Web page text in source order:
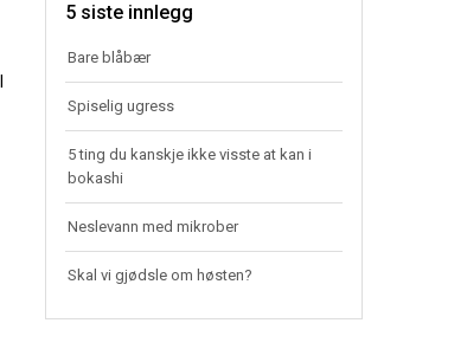
5 siste innlegg
Bare blåbær
Spiselig ugress
5 ting du kanskje ikke visste at kan i
bokashi
Neslevann med mikrober
Skal vi gjødsle om høsten?